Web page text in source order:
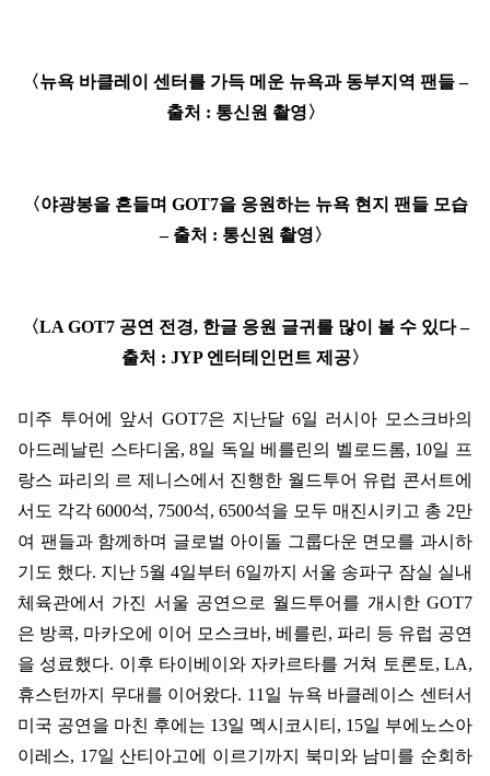
〈뉴욕 바클레이 센터를 가득 메운 뉴욕과 동부지역 팬들–
출처 : 통신원 촬영〉
〈야광봉을 흔들며 GOT7을 응원하는 뉴욕 현지 팬들 모습
– 출처 : 통신원 촬영〉
〈LA GOT7 공연 전경, 한글 응원 글귀를 많이 볼 수 있다–
출처 : JYP 엔터테인먼트 제공〉
미주 투어에 앞서 GOT7은 지난달 6일 러시아 모스크바의
아드레날린 스타디움, 8일 독일 베를린의 벨로드롬, 10일 프
랑스 파리의 르 제니스에서 진행한 월드투어 유럽 콘서트에
서도 각각 6000석, 7500석, 6500석을 모두 매진시키고 총 2만
여 팬들과 함께하며 글로벌 아이돌 그룹다운 면모를 과시하
기도 했다. 지난 5월 4일부터 6일까지 서울 송파구 잠실 실내
체육관에서 가진 서울 공연으로 월드투어를 개시한 GOT7
은 방콕, 마카오에 이어 모스크바, 베를린, 파리 등 유럽 공연
을 성료했다. 이후 타이베이와 자카르타를 거쳐 토론토, LA,
휴스턴까지 무대를 이어왔다. 11 일 뉴욕 바클레이스 센터서
미국 공연을 마친 후에는 13일 멕시코시티 , 15일 부에노스아
이레스, 17일 산티아고에 이르기까지 북미와 남미를 순회하